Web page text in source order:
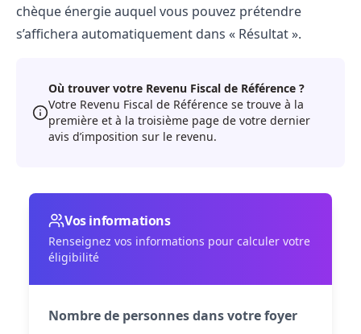
chèque énergie auquel vous pouvez prétendre
s’affichera automatiquement dans « Résultat ».
Où trouver votre Revenu Fiscal de Référence ?
Votre Revenu Fiscal de Référence se trouve à la
première et à la troisième page de votre dernier
avis d’imposition sur le revenu.
Vos informations
Renseignez vos informations pour calculer votre
éligibilité
Nombre de personnes dans votre foyer